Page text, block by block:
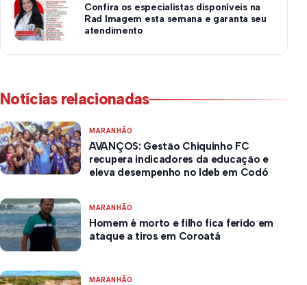
Confira os especialistas disponíveis na
Rad Imagem esta semana e garanta seu
atendimento
Notícias relacionadas
MARANHÃO
AVANÇOS: Gestão Chiquinho FC
recupera indicadores da educação e
eleva desempenho no Ideb em Codó
MARANHÃO
Homem é morto e filho fica ferido em
ataque a tiros em Coroatá
MARANHÃO